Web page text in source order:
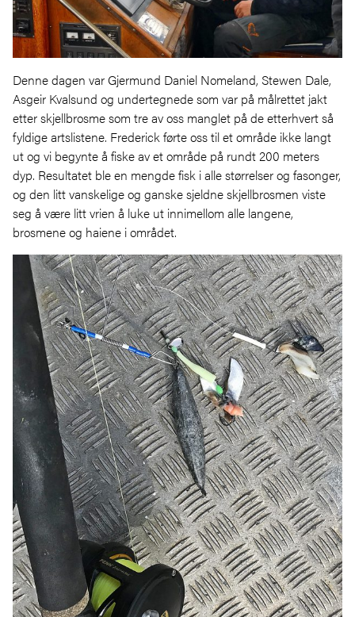
Denne dagen var Gjermund Daniel Nomeland, Stewen Dale,
Asgeir Kvalsund og undertegnede som var på målrettet jakt
etter skjellbrosme som tre av oss manglet på de etterhvert så
fyldige artslistene. Frederick førte oss til et område ikke langt
ut og vi begynte å fiske av et område på rundt 200 meters
dyp. Resultatet ble en mengde fisk i alle størrelser og fasonger,
og den litt vanskelige og ganske sjeldne skjellbrosmen viste
seg å være litt vrien å luke ut innimellom alle langene,
brosmene og haiene i området.